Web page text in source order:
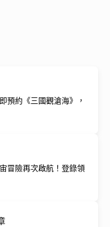
預約《三國觀滄海》，
冒險再次啟航！登錄領